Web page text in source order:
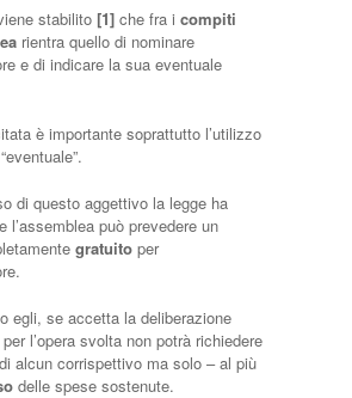
stabilito [1] che fra i compiti
rientra quello di nominare
e di indicare la sua eventuale
è importante soprattutto l’utilizzo
di questo aggettivo la legge ha
l’assemblea può prevedere un
gratuito per
egli, se accetta la deliberazione
l’opera svolta non potrà richiedere
alcun corrispettivo ma solo – al più
delle spese sostenute.